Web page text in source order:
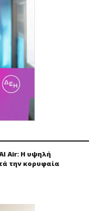
Air: Η υψηλή
την κορυφαία